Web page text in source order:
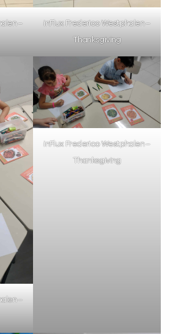
– inFlux Frederico Westphalen –
Thanksgiving
–
inFlux Frederico Westphalen –
Thanksgiving